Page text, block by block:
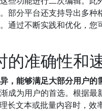
分平台还支持导出多种
通过不断实践和优化，
准确性和
，能够满足大部分用户的
成为用户的首选。根据
长文本或批量内容时，